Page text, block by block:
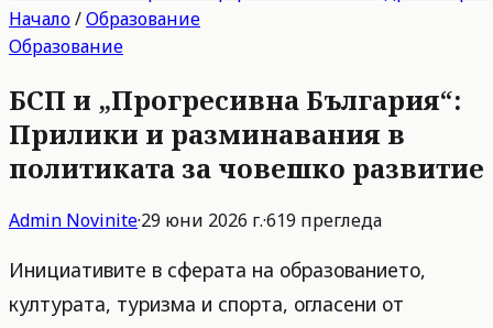
Начало/Образование
Образование
БСП и „Прогресивна България“:
Прилики и разминавания в
политиката за човешко развитие
Admin Novinite·29 юни 2026 г.·619 прегледа
Инициативите в сферата на образованието,
културата, туризма и спорта, огласени от